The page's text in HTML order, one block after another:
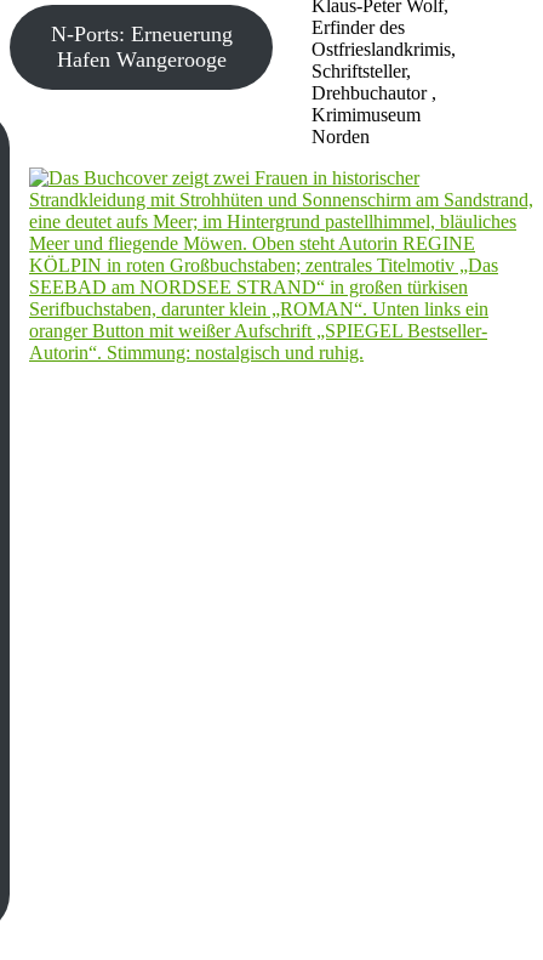
Klaus-Peter Wolf,
Erfinder des
Ostfrieslandkrimis,
Schriftsteller,
Drehbuchautor ,
Krimimuseum
Norden
N-Ports: Erneuerung
Hafen Wangerooge